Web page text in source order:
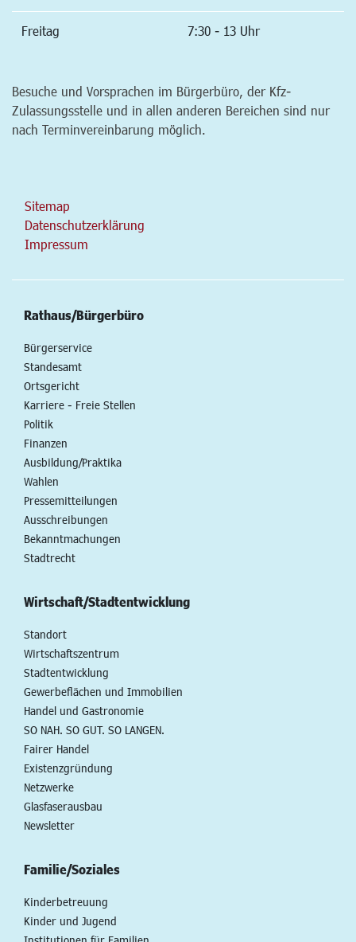
Freitag 7:30 - 13 Uhr
Besuche und Vorsprachen im Bürgerbüro, der Kfz-
Zulassungsstelle und in allen anderen Bereichen sind nur
nach Terminvereinbarung möglich.
Sitemap
Datenschutzerklärung
Impressum
Rathaus/Bürgerbüro
Bürgerservice
Standesamt
Ortsgericht
Karriere - Freie Stellen
Politik
Finanzen
Ausbildung/Praktika
Wahlen
Pressemitteilungen
Ausschreibungen
Bekanntmachungen
Stadtrecht
Wirtschaft/Stadtentwicklung
Standort
Wirtschaftszentrum
Stadtentwicklung
Gewerbeflächen und Immobilien
Handel und Gastronomie
SO NAH. SO GUT. SO LANGEN.
Fairer Handel
Existenzgründung
Netzwerke
Glasfaserausbau
Newsletter
Familie/Soziales
Kinderbetreuung
Kinder und Jugend